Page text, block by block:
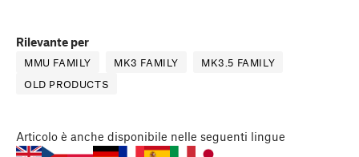
Rilevante per
MMU FAMILY MK3 FAMILY
MK3.5 FAMILY
OLD PRODUCTS
Articolo è anche disponibile nelle seguenti lingue